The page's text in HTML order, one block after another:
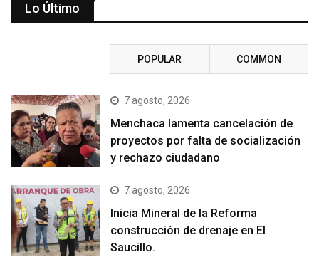
Lo Último
POPULAR COMMON
7 agosto, 2026
Menchaca lamenta cancelación de
proyectos por falta de socialización
y rechazo ciudadano
7 agosto, 2026
Inicia Mineral de la Reforma
construcción de drenaje en El
Saucillo.